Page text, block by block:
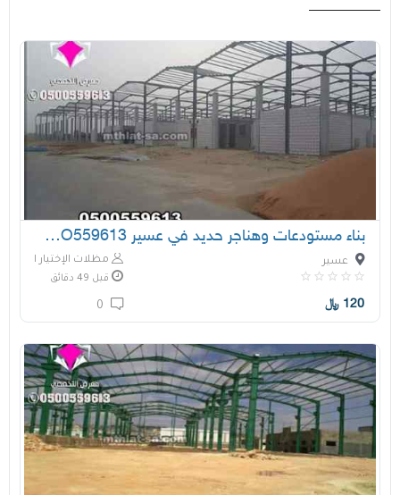
بناء مستودعات وهناجر حديد في عسير O5OO559613
مظلات الإختيار الأول عسير
قبل 49 دقائق
120 ﷼